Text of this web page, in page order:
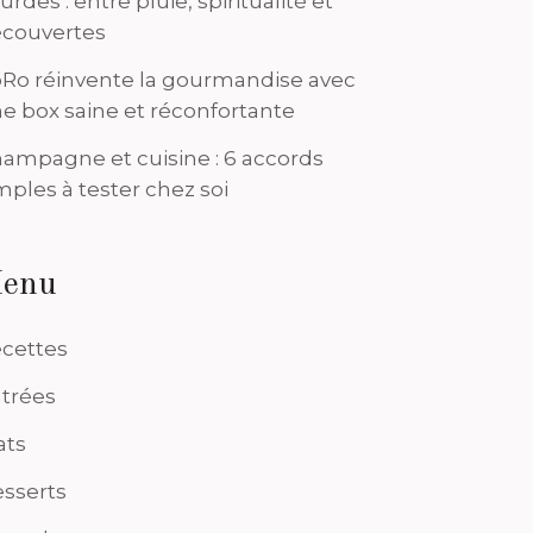
réinvente la gourmandise avec
box saine et réconfortante
et cuisine : 6 accords
à tester chez soi